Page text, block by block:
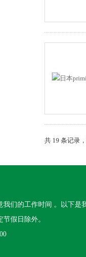
共 19 条记录
我们的工作时间 。以下是
假日除外。